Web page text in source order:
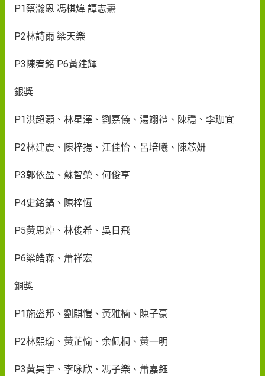
P1蔡瀚恩 馮棋煒 譚志燾
P2林詩雨 梁天樂
P3陳宥銘 P6黃建輝
銀獎
P1洪超灝、林星澤、劉嘉儀、湯翊禮、陳穩、李珈宜
P2林建震、陳梓揚、江佳怡、呂培曦、陳芯妍
P3郭依盈、蘇智榮、何俊亨
P4史銘鎬、陳梓恆
P5黃思焯、林俊希、吳日飛
P6梁皓森、蕭祥宏
銅獎
P1施盛邦、劉騏愷、黃雅楠、陳子豪
P2林熙瑜、黃芷愉、余佩桐、黃一明
P3黃昊宇、李咏欣、馮子樂、蕭嘉鈺